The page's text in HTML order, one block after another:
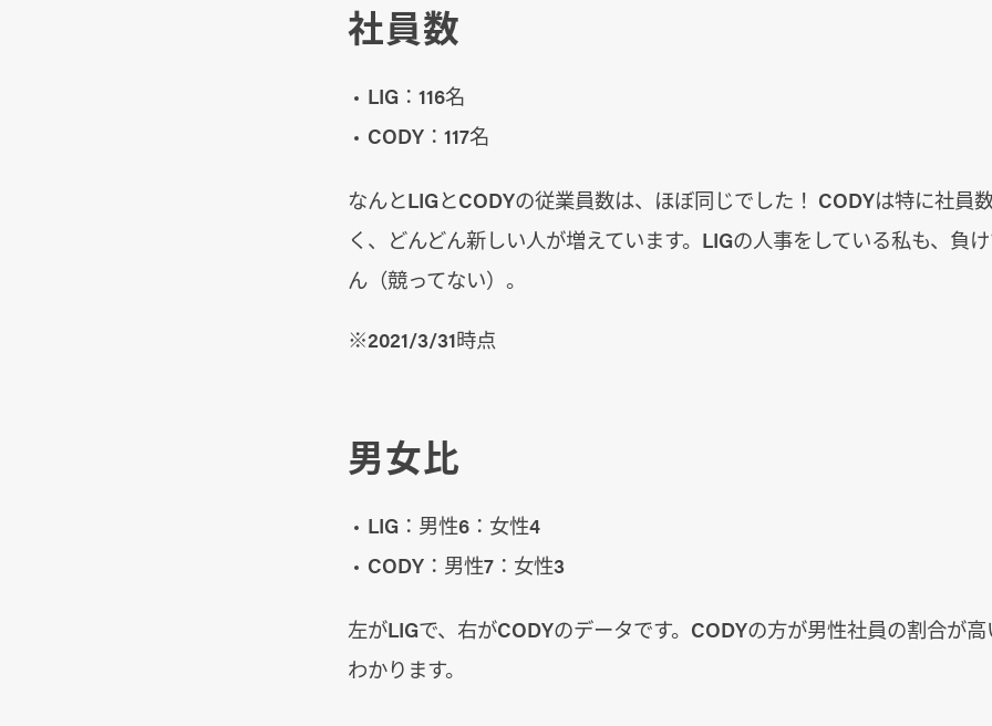
社員数
LIG：116名
CODY：117名
なんとLIGとCODYの従業員数は、ほぼ同じでした！ CODYは特に社員
く、どんどん新しい人が増えています。LIGの人事をしている私も、負
ん（競ってない）。
※2021/3/31時点
男女比
LIG：男性6：女性4
CODY：男性7：女性3
左がLIGで、右がCODYのデータです。CODYの方が男性社員の割合が
わかります。